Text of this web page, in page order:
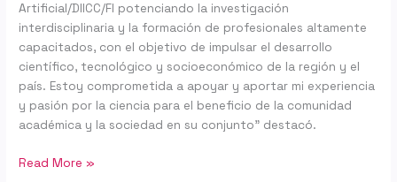
Artificial/DIICC/FI potenciando la investigación
interdisciplinaria y la formación de profesionales altamente
capacitados, con el objetivo de impulsar el desarrollo
científico, tecnológico y socioeconómico de la región y el
país. Estoy comprometida a apoyar y aportar mi experiencia
y pasión por la ciencia para el beneficio de la comunidad
académica y la sociedad en su conjunto” destacó.
Read More »